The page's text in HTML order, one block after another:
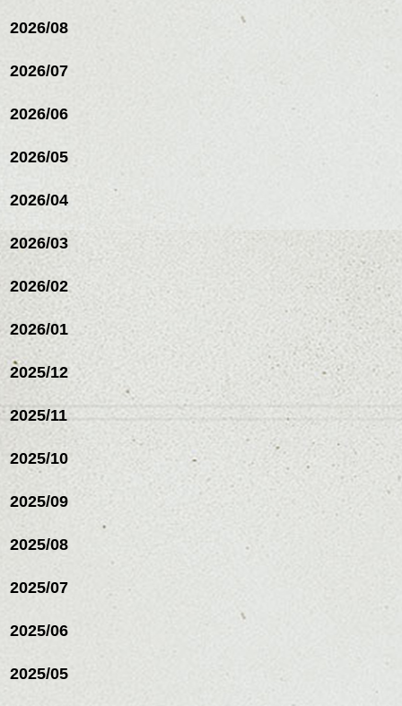
スパ／伸びても目立たない
ルカラー/髪質改善/TOKIOト
ヘアカラー/ハイライト/ダブ
ルカラー/髪質改善/TOKIOト
リートメント/ブリーチ/イン
ナーカラー/イルミナカラー/
ミニボブ/抜け感ショート/バ
レイヤージュ/縮毛矯正
ながら
ンジの事等
下さい。
お待ちしております
シバタ
2026/08
2026/07
2026/06
2026/05
2026/04
2026/03
2026/02
2026/01
2025/12
2025/11
2025/10
2025/09
2025/08
2025/07
2025/06
2025/05